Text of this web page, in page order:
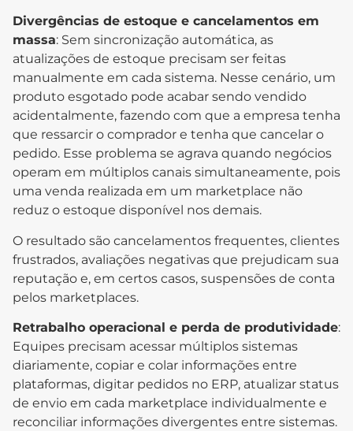
Divergências de estoque e cancelamentos em
massa: Sem sincronização automática, as
atualizações de estoque precisam ser feitas
manualmente em cada sistema. Nesse cenário, um
produto esgotado pode acabar sendo vendido
acidentalmente, fazendo com que a empresa tenha
que ressarcir o comprador e tenha que cancelar o
pedido. Esse problema se agrava quando negócios
operam em múltiplos canais simultaneamente, pois
uma venda realizada em um marketplace não
reduz o estoque disponível nos demais.
O resultado são cancelamentos frequentes, clientes
frustrados, avaliações negativas que prejudicam sua
reputação e, em certos casos, suspensões de conta
pelos marketplaces.
Retrabalho operacional e perda de produtividade:
Equipes precisam acessar múltiplos sistemas
diariamente, copiar e colar informações entre
plataformas, digitar pedidos no ERP, atualizar status
de envio em cada marketplace individualmente e
reconciliar informações divergentes entre sistemas.